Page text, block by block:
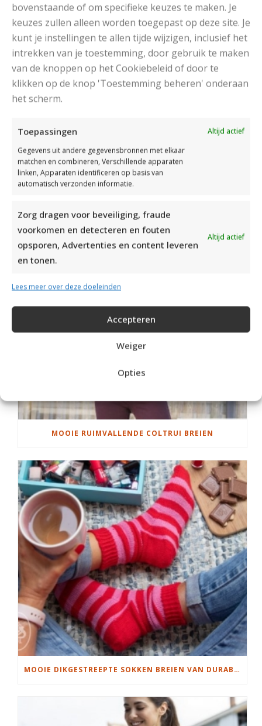
bovenstaande of om specifieke keuzes te maken. Je
keuzes zullen alleen worden toegepast op deze site. Je
kunt je instellingen te allen tijde wijzigen, inclusief het
intrekken van je toestemming, door gebruik te maken
van de knoppen op het Cookiebeleid of door te
klikken op de knop 'Toestemming beheren' onderaan
het scherm.
Toepassingen
Altijd actief
Gegevens uit andere gegevensbronnen met elkaar
matchen en combineren, Verschillende apparaten
linken, Apparaten identificeren op basis van
automatisch verzonden informatie.
Zorg dragen voor beveiliging, fraude
voorkomen en detecteren en fouten
opsporen, Advertenties en content leveren
en tonen.
Altijd actief
Lees meer over deze doeleinden
Accepteren
Weiger
Opties
MOOIE RUIMVALLENDE COLTRUI BREIEN
MOOIE DIKGESTREEPTE SOKKEN BREIEN VAN DURABLE GAREN